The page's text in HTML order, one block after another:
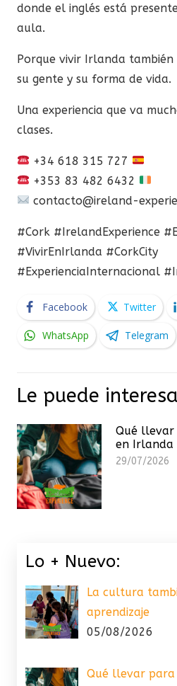
donde el inglés está
aula.
Porque vivir Irlanda también
su gente y su forma de vida.
Una experiencia que va
clases.
+34 618 315 727
+353 83 482 6432
contacto@ireland-
#Cork #IrelandExperience
#VivirEnIrlanda #CorkCity
#ExperienciaInternacional
Facebook Twitter
WhatsApp Telegram
Le puede
Qué llevar
en Irlanda
29/07/2026
Lo + Nuevo:
La cultura
aprendizaje
05/08/2026
Qué llevar para